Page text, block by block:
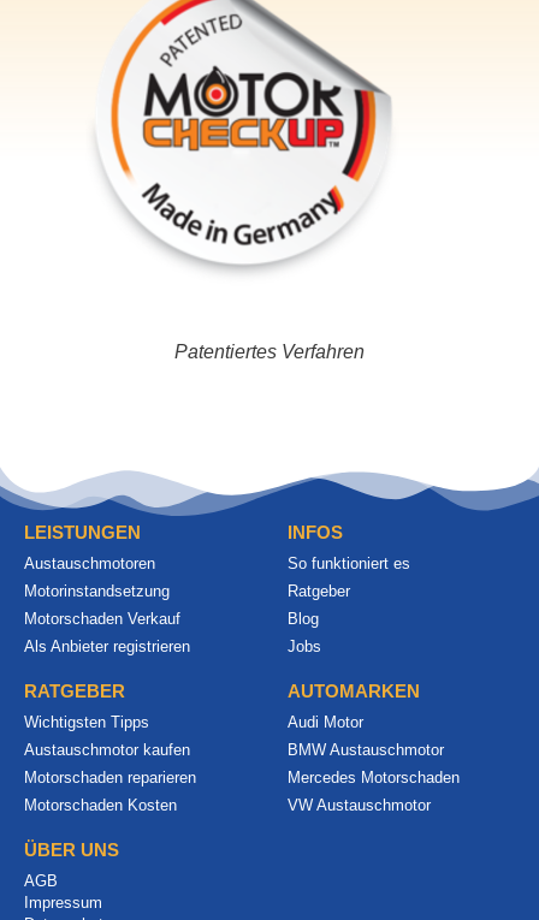
Patentiertes Verfahren
LEISTUNGEN
Austauschmotoren
Motorinstandsetzung
Motorschaden Verkauf
Als Anbieter registrieren
INFOS
So funktioniert es
Ratgeber
Blog
Jobs
RATGEBER
Wichtigsten Tipps
Austauschmotor kaufen
Motorschaden reparieren
Motorschaden Kosten
AUTOMARKEN
Audi Motor
BMW Austauschmotor
Mercedes Motorschaden
VW Austauschmotor
ÜBER UNS
AGB
Impressum